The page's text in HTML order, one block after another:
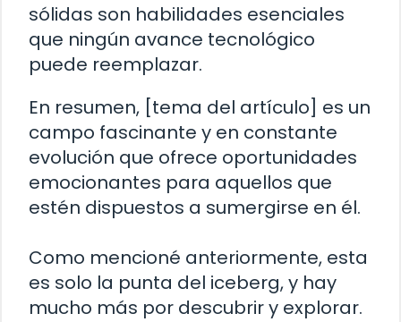
sólidas son habilidades esenciales
que ningún avance tecnológico
puede reemplazar.
En resumen, [tema del artículo] es un
campo fascinante y en constante
evolución que ofrece oportunidades
emocionantes para aquellos que
estén dispuestos a sumergirse en él.
Como mencioné anteriormente, esta
es solo la punta del iceberg, y hay
mucho más por descubrir y explorar.